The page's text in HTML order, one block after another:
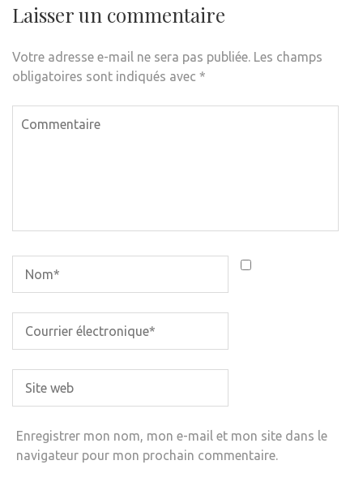
Laisser un commentaire
Votre adresse e-mail ne sera pas publiée. Les champs
obligatoires sont indiqués avec *
Enregistrer mon nom, mon e-mail et mon site dans le
navigateur pour mon prochain commentaire.